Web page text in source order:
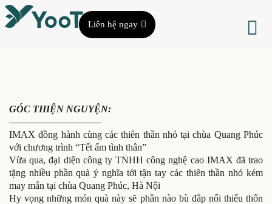
Liên hệ ngay
GÓC THIỆN NGUYỆN:
—————————–
IMAX đồng hành cùng các thiên thần nhỏ tại chùa Quang Phúc
với chương trình “Tết ấm tình thân”
Vừa qua, đại diện công ty TNHH công nghệ cao IMAX đã trao
tặng nhiều phần quà ý nghĩa tới tận tay các thiên thần nhỏ kém
may mắn tại chùa Quang Phúc, Hà Nội
Hy vọng những món quà này sẽ phần nào bù đắp nổi thiếu thốn